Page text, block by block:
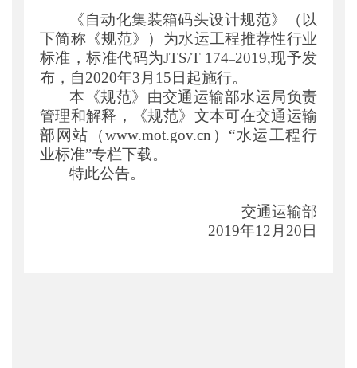
索引号
： 000019713O08/2019-03277
公开日期：2019年12月25日
主题词：
无
机构分类：水运局
主题分类：标准
公文类型： 部公告通告
《自动化集装箱码头设计规范》（以
下简称《规范》）为水运工程推荐性行业
标准，标准代码为JTS/T 174–2019,现予发
布， 自2020年3月 15 日起施行。
本《规范》 由交通运输部水运局负责
管理和解释 ，《规范》 文本可在交通运输
部网站（www.mot.gov.cn）“水运工程行
业标准”专栏下载。
特此公告。
交通运输部
2019年12月 20 日